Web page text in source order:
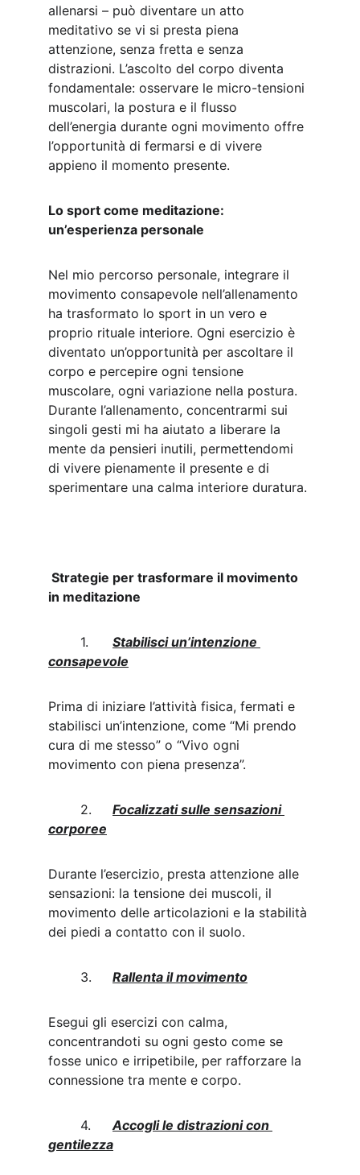
allenarsi – può diventare un atto
meditativo se vi si presta piena
attenzione, senza fretta e senza
distrazioni. L’ascolto del corpo diventa
fondamentale: osservare le micro-tensioni
muscolari, la postura e il flusso
dell’energia durante ogni movimento offre
l’opportunità di fermarsi e di vivere
appieno il momento presente.
Lo sport come meditazione:
un’esperienza personale
Nel mio percorso personale, integrare il
movimento consapevole nell’allenamento
ha trasformato lo sport in un vero e
proprio rituale interiore. Ogni esercizio è
diventato un’opportunità per ascoltare il
corpo e percepire ogni tensione
muscolare, ogni variazione nella postura.
Durante l’allenamento, concentrarmi sui
singoli gesti mi ha aiutato a liberare la
mente da pensieri inutili, permettendomi
di vivere pienamente il presente e di
sperimentare una calma interiore duratura.
in meditazione
Stabilisci un’intenzione
consapevole
Prima di iniziare l’attività fisica, fermati e
stabilisci un’intenzione, come “Mi prendo
cura di me stesso” o “Vivo ogni
movimento con piena presenza”.
Focalizzati sulle sensazioni
corporee
Durante l’esercizio, presta attenzione alle
sensazioni: la tensione dei muscoli, il
movimento delle articolazioni e la stabilità
dei piedi a contatto con il suolo.
Rallenta il movimento
Esegui gli esercizi con calma,
concentrandoti su ogni gesto come se
fosse unico e irripetibile, per rafforzare la
connessione tra mente e corpo.
	4.
Accogli le distrazioni con
gentilezza